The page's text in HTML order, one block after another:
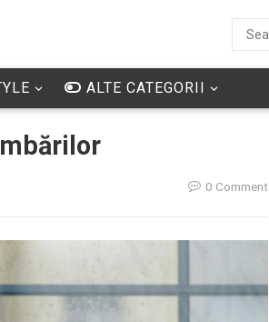
ALTE CATEGORII
0 Comment